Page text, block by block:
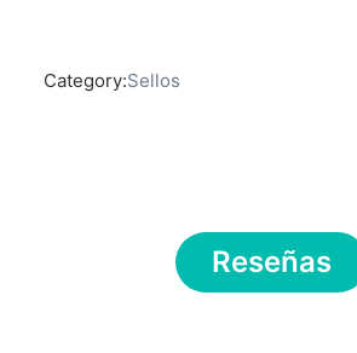
Category:Sellos
Reseñas